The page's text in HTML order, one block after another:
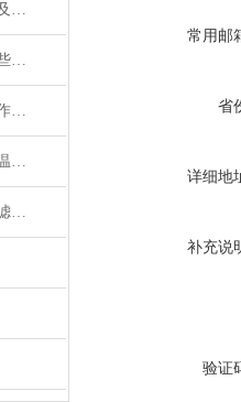
保温夹套过滤器的工作原理及作用是什么？
安装保温夹套过滤器时有哪些注意事项？
说一说保温夹套过滤器的工作原理及应用
看了这个，让你充分了解保温夹套过滤器技术指标
使用保温夹套过滤器进行过滤是大势所趋
常用邮
省
详细地
补充说
验证